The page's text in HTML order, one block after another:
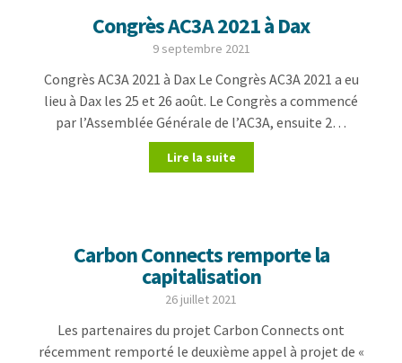
Congrès AC3A 2021 à Dax
9 septembre 2021
Congrès AC3A 2021 à Dax Le Congrès AC3A 2021 a eu
lieu à Dax les 25 et 26 août. Le Congrès a commencé
par l’Assemblée Générale de l’AC3A, ensuite 2…
Lire la suite
Carbon Connects remporte la
capitalisation
26 juillet 2021
Les partenaires du projet Carbon Connects ont
récemment remporté le deuxième appel à projet de «